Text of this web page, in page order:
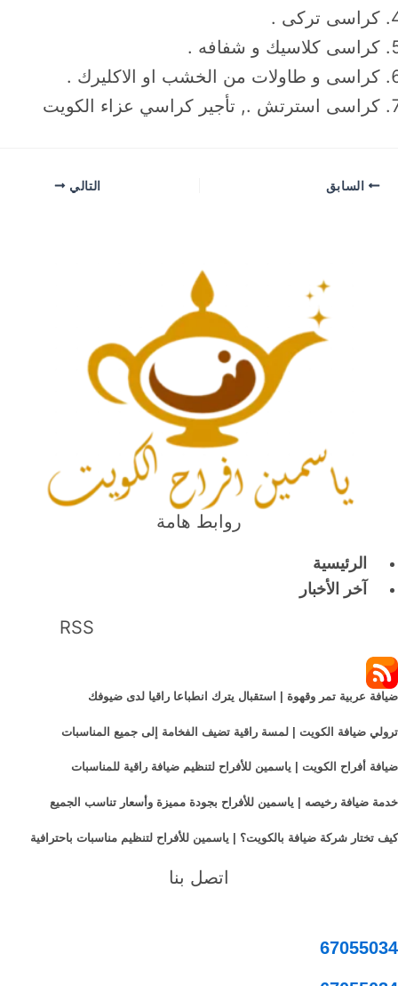
كراسى تركى .
كراسى كلاسيك و شفافه .
كراسى و طاولات من الخشب او الاكليرك .
كراسى استرتش ., تأجير كراسي عزاء الكويت
السابق التالي
روابط هامة
الرئيسية
آخر الأخبار
RSS
ضيافة عربية تمر وقهوة | استقبال يترك انطباعا راقيا لدى ضيوفك
ترولي ضيافة الكويت | لمسة راقية تضيف الفخامة إلى جميع المناسبات
ضيافة أفراح الكويت | ياسمين للأفراح لتنظيم ضيافة راقية للمناسبات
خدمة ضيافة رخيصه | ياسمين للأفراح بجودة مميزة وأسعار تناسب الجميع
كيف تختار شركة ضيافة بالكويت؟ | ياسمين للأفراح لتنظيم مناسبات باحترافية
اتصل بنا
67055034